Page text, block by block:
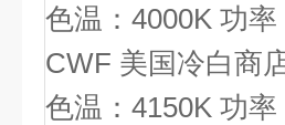
色温：4000K 功
CWF 美国冷白商
色温：4150K 功